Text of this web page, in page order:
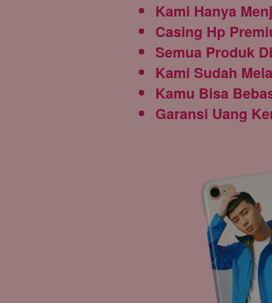
Kami Hanya
Casing Hp
Semua Produk
Kami Sudah
Kamu Bisa
Garansi Uang